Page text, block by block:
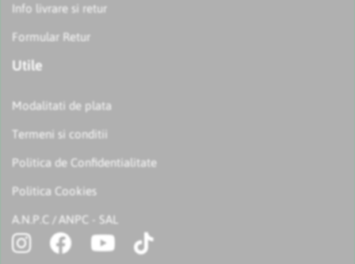
Info livrare si retur
Formular Retur
Utile
Modalitati de plata
Termeni si conditii
Politica de Confidentialitate
Politica Cookies
A.N.P.C / ANPC - SAL